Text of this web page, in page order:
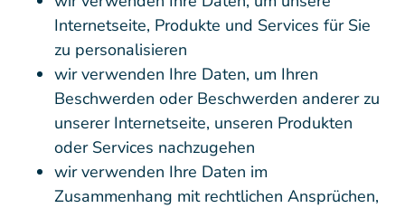
Internetseite, Produkte und Services für Sie
zu personalisieren
wir verwenden Ihre Daten, um Ihren
Beschwerden oder Beschwerden anderer zu
unserer Internetseite, unseren Produkten
oder Services nachzugehen
wir verwenden Ihre Daten im
Zusammenhang mit rechtlichen Ansprüchen,